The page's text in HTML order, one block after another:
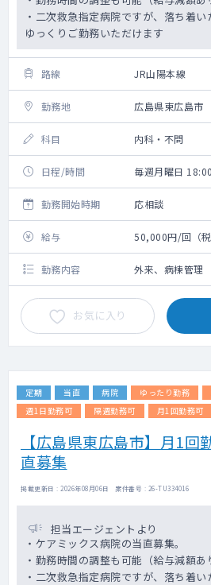
・二次救急指定病院ですが、落ち着
ゆっくりご勤務いただけます
路線 JR山陽本線
勤務地 広島県東広島市
科目 内科・不問
日程/時間 毎週月曜日
勤務開始時期 応相談
給与 50,000円/回（税
勤務内容 外来、病棟管理
お気に入り
定期 当直 病院 ゆったり勤務
週1日勤務可
隔週勤務可 月1回勤務可
【広島県東広島市】月1
直募集
掲載更新日 : 2026年08月06日 案件番号 : 26-TU334016
担当エージェントより
・ケアミックス病院の当直募集。
・勤務時間の調整も可能（給与減額あ
・二次救急指定病院ですが、落ち着